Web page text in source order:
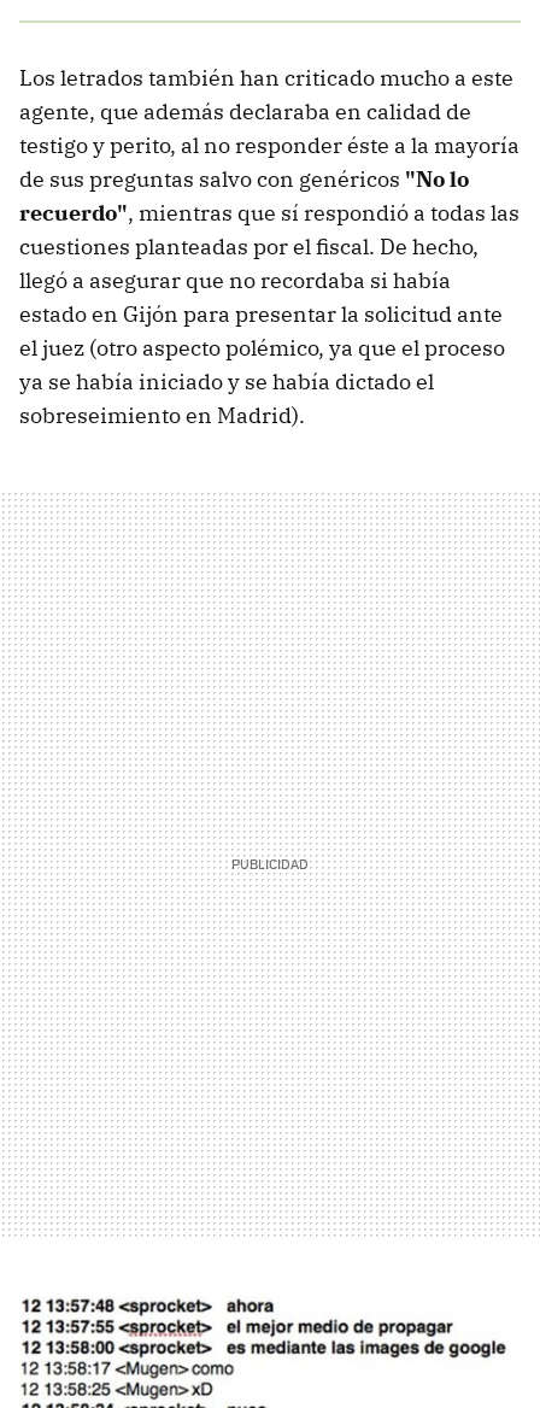
Los letrados también han criticado mucho a este
agente, que además declaraba en calidad de
testigo y perito, al no responder éste a la mayoría
de sus preguntas salvo con genéricos "No lo
recuerdo", mientras que sí respondió a todas las
cuestiones planteadas por el fiscal. De hecho,
llegó a asegurar que no recordaba si había
estado en Gijón para presentar la solicitud ante
el juez (otro aspecto polémico, ya que el proceso
ya se había iniciado y se había dictado el
sobreseimiento en Madrid).